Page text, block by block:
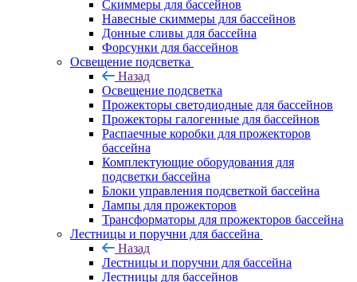
Скиммеры для бассейнов
Навесные скиммеры для бассейнов
Донные сливы для бассейна
Форсунки для бассейнов
Освещение подсветка
Назад
Освещение подсветка
Прожекторы светодиодные для бассейнов
Прожекторы галогенные для бассейнов
Распаечные коробки для прожекторов
бассейна
Комплектующие оборудования для
подсветки бассейна
Блоки управления подсветкой бассейна
Лампы для прожекторов
Трансформаторы для прожекторов бассейна
Лестницы и поручни для бассейна
Назад
Лестницы и поручни для бассейна
Лестницы для бассейнов